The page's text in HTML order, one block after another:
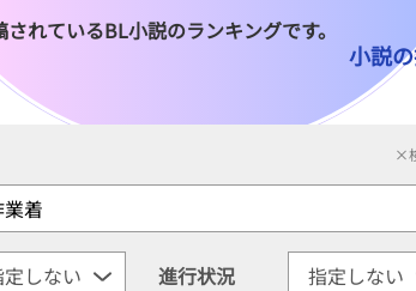
されているBL小説のランキングです。
小説
×
進行状況